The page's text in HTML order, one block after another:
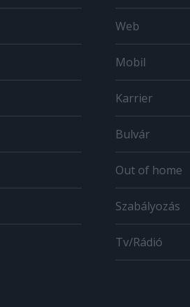
Web
Mobil
Karrier
Bulvár
Out of home
Szabályozás
Tv/Rádió